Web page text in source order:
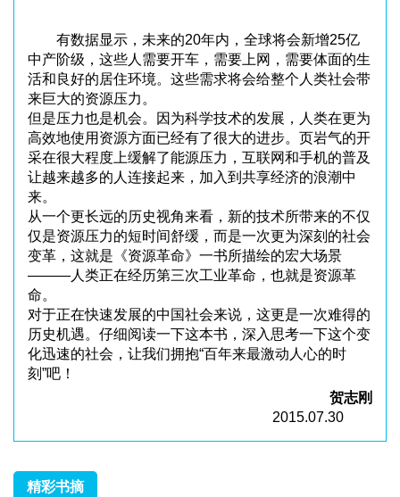
有数据显示，未来的20年内，全球将会新增25亿
中产阶级，这些人需要开车，需要上网，需要体面的生
活和良好的居住环境。这些需求将会给整个人类社会带
来巨大的资源压力。
但是压力也是机会。因为科学技术的发展，人类在更为
高效地使用资源方面已经有了很大的进步。页岩气的开
采在很大程度上缓解了能源压力，互联网和手机的普及
让越来越多的人连接起来，加入到共享经济的浪潮中
来。
从一个更长远的历史视角来看，新的技术所带来的不仅
仅是资源压力的短时间舒缓，而是一次更为深刻的社会
变革，这就是《资源革命》一书所描绘的宏大场景
———人类正在经历第三次工业革命，也就是资源革
命。
对于正在快速发展的中国社会来说，这更是一次难得的
历史机遇。仔细阅读一下这本书，深入思考一下这个变
化迅速的社会，让我们拥抱“百年来最激动人心的时
刻”吧！
贺志刚
2015.07.30
精彩书摘